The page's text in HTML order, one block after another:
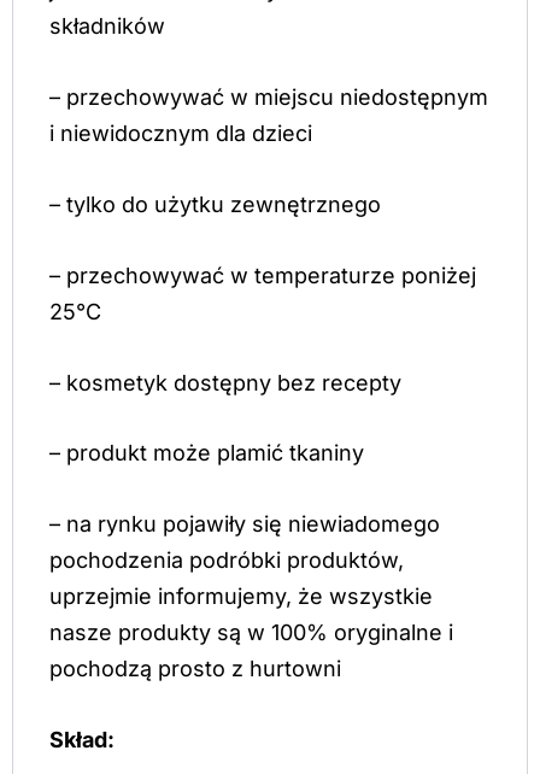
składników
– przechowywać w miejscu niedostępnym
i niewidocznym dla dzieci
– tylko do użytku zewnętrznego
– przechowywać w temperaturze poniżej
25°C
– kosmetyk dostępny bez recepty
– produkt może plamić tkaniny
– na rynku pojawiły się niewiadomego
pochodzenia podróbki produktów,
uprzejmie informujemy, że wszystkie
nasze produkty są w 100% oryginalne i
pochodzą prosto z hurtowni
Skład: